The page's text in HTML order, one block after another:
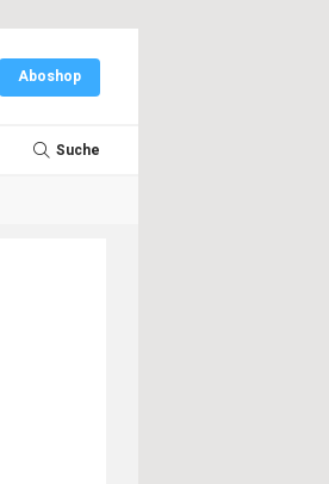
Aboshop
Suche